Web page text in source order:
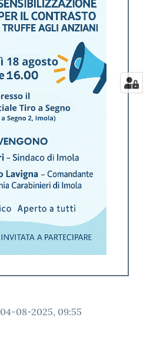
04-08-2025, 09:55